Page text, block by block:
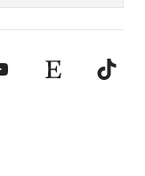
Etsy-Shop